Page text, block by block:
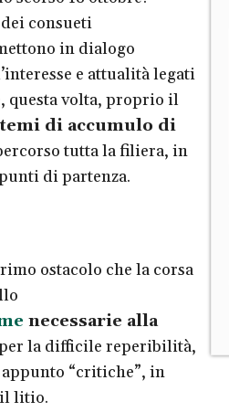
consueti
in dialogo
e attualità legati
questa volta, proprio il
di accumulo di
tutta la filiera, in
di partenza.
ostacolo che la corsa
necessarie alla
la difficile reperibilità,
“critiche”, in
il litio.